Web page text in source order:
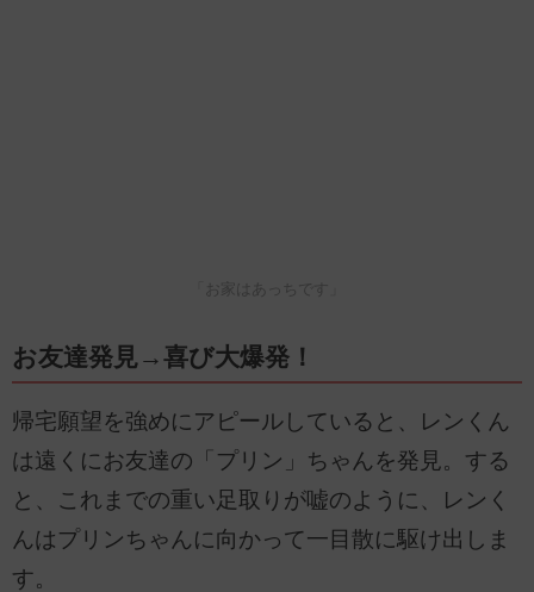
「お家はあっちです」
お友達発見→喜び大爆発！
帰宅願望を強めにアピールしていると、レンくん
は遠くにお友達の「プリン」ちゃんを発見。する
と、これまでの重い足取りが嘘のように、レンく
んはプリンちゃんに向かって一目散に駆け出しま
す。